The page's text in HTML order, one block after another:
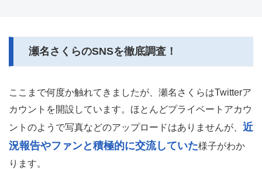
瀬名さくらのSNSを徹底調査！
ここまで何度か触れてきましたが、瀬名さくらはTwitterア
カウントを開設しています。ほとんどプライベートアカウ
ントのようで写真などのアップロードはありませんが、 近
況報告やファンと積極的に交流していた様子がわか
ります。